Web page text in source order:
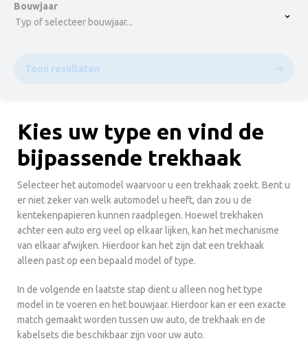
Bouwjaar
Typ of selecteer bouwjaar...
Toon resultaten
Kies uw type en vind de
bijpassende trekhaak
Selecteer het automodel waarvoor u een trekhaak zoekt. Bent u
er niet zeker van welk automodel u heeft, dan zou u de
kentekenpapieren kunnen raadplegen. Hoewel trekhaken
achter een auto erg veel op elkaar lijken, kan het mechanisme
van elkaar afwijken. Hierdoor kan het zijn dat een trekhaak
alleen past op een bepaald model of type.
In de volgende en laatste stap dient u alleen nog het type
model in te voeren en het bouwjaar. Hierdoor kan er een exacte
match gemaakt worden tussen uw auto, de trekhaak en de
kabelsets die beschikbaar zijn voor uw auto.